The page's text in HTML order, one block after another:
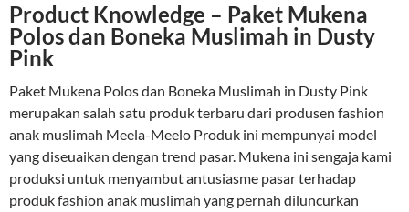
Product Knowledge – Paket Mukena
Polos dan Boneka Muslimah in Dusty
Pink
Paket Mukena Polos dan Boneka Muslimah in Dusty Pink
merupakan salah satu produk terbaru dari produsen fashion
anak muslimah Meela-Meelo Produk ini mempunyai model
yang diseuaikan dengan trend pasar. Mukena ini sengaja kami
produksi untuk menyambut antusiasme pasar terhadap
produk fashion anak muslimah yang pernah diluncurkan